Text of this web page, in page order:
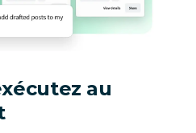
au